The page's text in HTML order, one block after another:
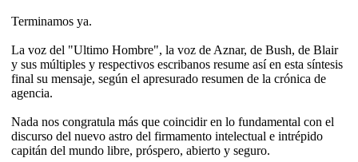
Terminamos ya.
La voz del "Ultimo Hombre", la voz de Aznar, de Bush, de Blair
y sus múltiples y respectivos escribanos resume así en esta síntesis
final su mensaje, según el apresurado resumen de la crónica de
agencia.
Nada nos congratula más que coincidir en lo fundamental con el
discurso del nuevo astro del firmamento intelectual e intrépido
capitán del mundo libre, próspero, abierto y seguro.